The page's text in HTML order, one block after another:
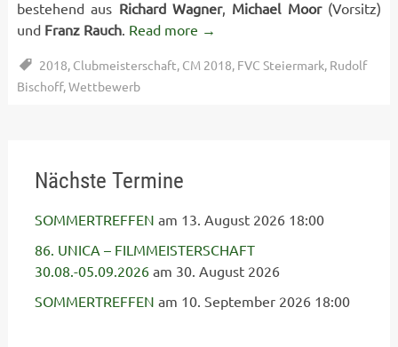
bestehend aus Richard Wagner, Michael Moor(Vorsitz)
und Franz Rauch. Read more →
2018, Clubmeisterschaft, CM 2018, FVC Steiermark, Rudolf
Bischoff,Wettbewerb
Nächste Termine
SOMMERTREFFEN am 13. August 2026 18:00
86. UNICA – FILMMEISTERSCHAFT
30.08.-05.09.2026am 30. August 2026
SOMMERTREFFEN am 10. September 2026 18:00